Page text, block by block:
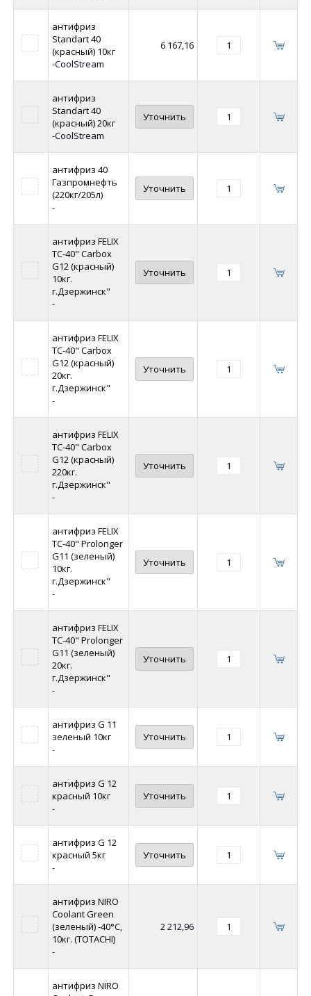
антифриз
Standart 40
(красный) 10кг
-CoolStream
6 167,16
антифриз
Standart 40
(красный) 20кг
-CoolStream
Уточнить
антифриз 40
Газпромнефть
(220кг/205л)
-
Уточнить
антифриз FELIX
ТС-40" Carbox
G12 (красный)
10кг.
г.Дзержинск"
-
Уточнить
антифриз FELIX
ТС-40" Carbox
G12 (красный)
20кг.
г.Дзержинск"
-
Уточнить
антифриз FELIX
ТС-40" Carbox
G12 (красный)
220кг.
г.Дзержинск"
-
Уточнить
антифриз FELIX
ТС-40" Prolonger
G11 (зеленый)
10кг.
г.Дзержинск"
-
Уточнить
антифриз FELIX
ТС-40" Prolonger
G11 (зеленый)
20кг.
г.Дзержинск"
-
Уточнить
антифриз G 11
зеленый 10кг
-
Уточнить
антифриз G 12
красный 10кг
-
Уточнить
антифриз G 12
красный 5кг
-
Уточнить
антифриз NIRO
Coolant Green
(зеленый) -40°C,
10кг. (TOTACHI)
-
2 212,96
антифриз NIRO